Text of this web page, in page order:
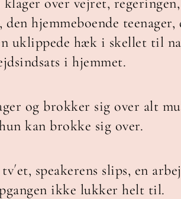
hjemmeboende teenager,
uklippede hæk i skellet til
i hjemmet.
og brokker sig over alt
kan brokke sig over.
speakerens slips, en
ikke lukker helt til.